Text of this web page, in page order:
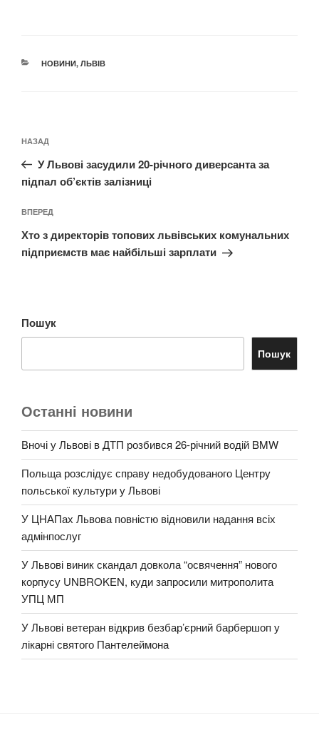
КАТЕГОРІЇ
НОВИНИ, ЛЬВІВ
записів
Попередній
запис:
НАЗАД
У Львові засудили 20-річного диверсанта за
підпал об’єктів залізниці
Наступний
запис
ВПЕРЕД
Хто з директорів топових львівських комунальних
підприємств має найбільші зарплати
Пошук
Пошук
Останні новини
Вночі у Львові в ДТП розбився 26-річний водій BMW
Польща розслідує справу недобудованого Центру
польської культури у Львові
У ЦНАПах Львова повністю відновили надання всіх
адмінпослуг
У Львові виник скандал довкола “освячення” нового
корпусу UNBROKEN, куди запросили митрополита
УПЦ МП
У Львові ветеран відкрив безбар’єрний барбершоп у
лікарні святого Пантелеймона